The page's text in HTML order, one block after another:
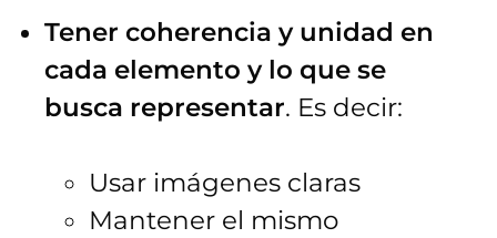
Tener coherencia y unidad en
cada elemento y lo que se
busca representar. Es decir:
Usar imágenes claras
Mantener el mismo